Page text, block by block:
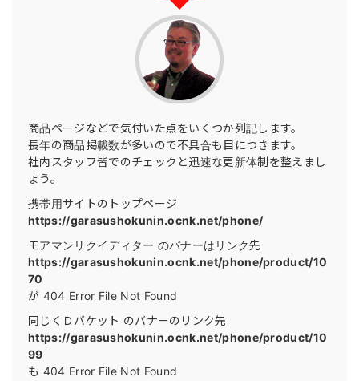
商品ページなどで気付いた点をいくつか列記します。
長年の商品掲載数が多いので不具合も目につきます。
社内スタッフ皆でのチェックと迅速な更新体制を整えまし
ょう。
携帯用サイトのトップページ
https://garasushokunin.ocnk.net/phone/
モアマンリクイディター のバナーはリンク先
https://garasushokunin.ocnk.net/phone/product/10
70
が 404 Error File Not Found
同じくＤバケット のバナーのリンク先
https://garasushokunin.ocnk.net/phone/product/10
99
も 404 Error File Not Found